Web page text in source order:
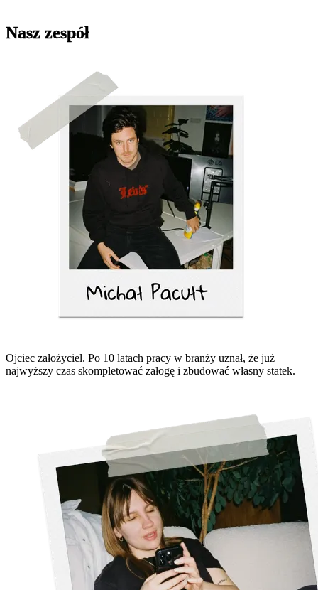
Nasz zespół
Ojciec założyciel. Po 10 latach pracy w branży uznał, że już
najwyższy czas skompletować załogę i zbudować własny statek.